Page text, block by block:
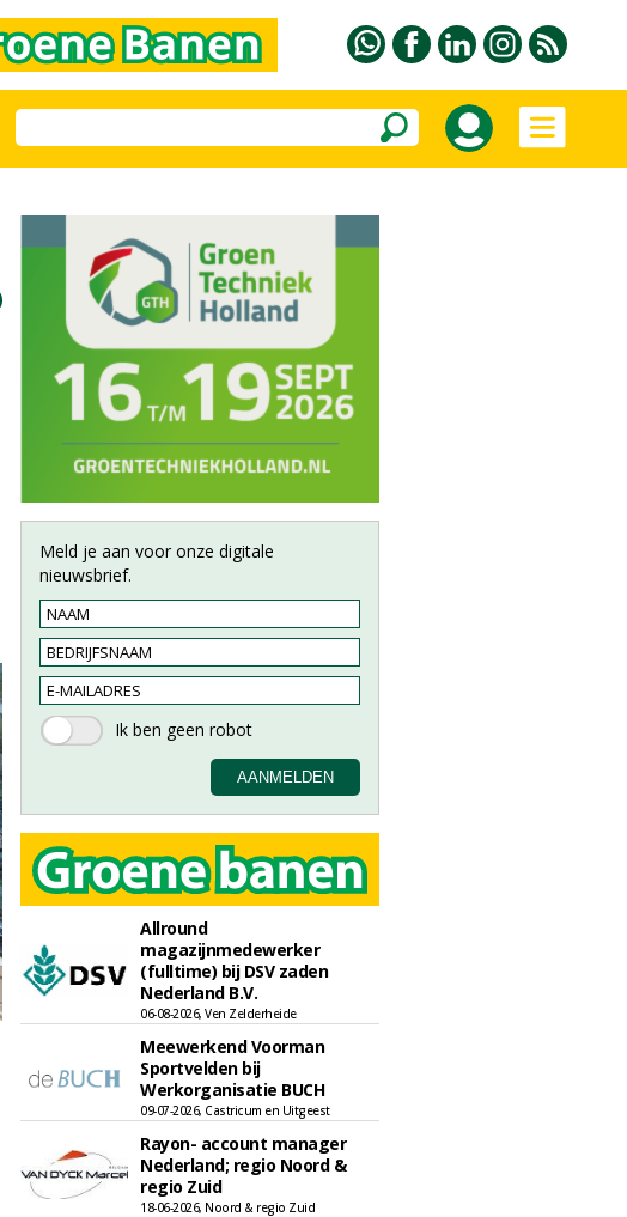
Meld je aan voor onze digitale
nieuwsbrief.
Allround
magazijnmedewerker
(fulltime) bij DSV zaden
Nederland B.V.
06-08-2026, Ven Zelderheide
Meewerkend Voorman
Sportvelden bij
Werkorganisatie BUCH
09-07-2026, Castricum en Uitgeest
Rayon- account manager
Nederland; regio Noord &
regio Zuid
18-06-2026, Noord & regio Zuid